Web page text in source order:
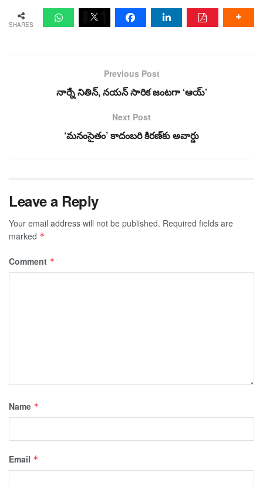
SHARES
Previous Post
నార్నే నితిన్, నయన్ సారిక జంటగా ‘ఆయ్’
Next Post
‘మనంసైతం’ కాదంబరి కిరణ్‌కు అవార్డు
Leave a Reply
Your email address will not be published. Required fields are
marked *
Comment *
Name *
Email *